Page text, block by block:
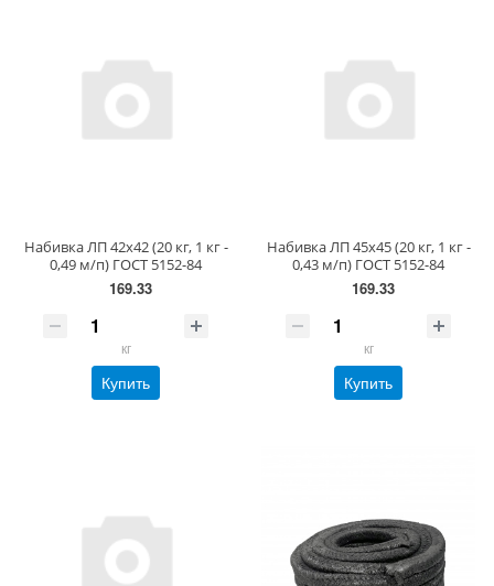
Набивка ЛП 42х42 (20 кг, 1 кг -
0,49 м/п) ГОСТ 5152-84
169.33
кг
Купить
Набивка ЛП 45х45 (20 кг, 1 кг -
0,43 м/п) ГОСТ 5152-84
169.33
кг
Купить